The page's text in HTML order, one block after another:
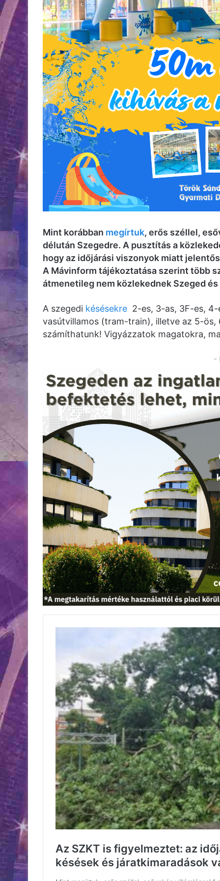
Mint korábban megírtuk, erős széllel,
délután Szegedre. A pusztítás a
hogy az időjárási viszonyok miatt
A Mávinform tájékoztatása szerint több
átmenetileg nem közlekednek Szeged
A szegedi késésekre 2-es, 3-as, 3F-es, 4-
vasútvillamos (tram-train), illetve az 5-
számíthatunk! Vigyázzatok magatokra,
-